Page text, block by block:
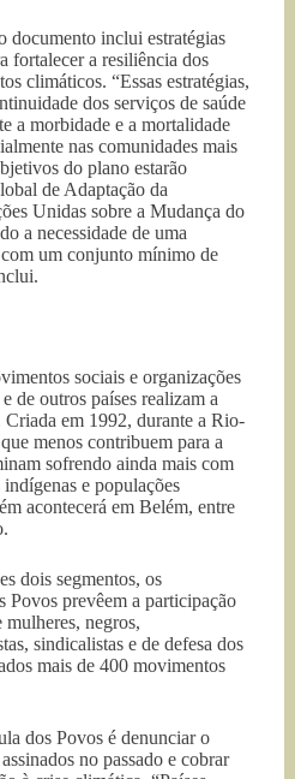
documento inclui estratégias
fortalecer a resiliência dos
climáticos. “Essas estratégias,
dos serviços de saúde
a morbidade e a mortalidade
nas comunidades mais
do plano estarão
de Adaptação da
Unidas sobre a Mudança do
a necessidade de uma
um conjunto mínimo de
sociais e organizações
de outros países realizam a
em 1992, durante a Rio-
menos contribuem para a
sofrendo ainda mais com
e populações
acontecerá em Belém, entre
dois segmentos, os
Povos prevêem a participação
negros,
sindicalistas e de defesa dos
mais de 400 movimentos
dos Povos é denunciar o
no passado e cobrar